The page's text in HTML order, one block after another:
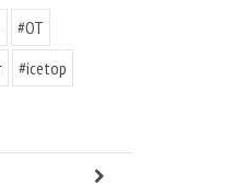
#OT
#icetop